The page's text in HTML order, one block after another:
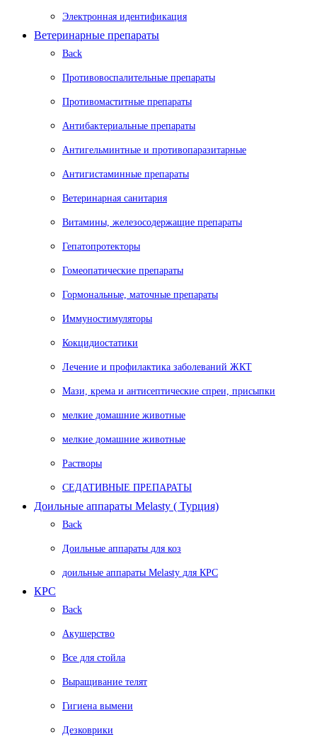
Электронная идентификация
Ветеринарные препараты
Back
Противовоспалительные препараты
Противомаститные препараты
Антибактериальные препараты
Антигельминтные и противопаразитарные
Антигистаминные препараты
Ветеринарная санитария
Витамины, железосодержащие препараты
Гепатопротекторы
Гомеопатические препараты
Гормональные, маточные препараты
Иммуностимуляторы
Кокцидиостатики
Лечение и профилактика заболеваний ЖКТ
Мази, крема и антисептические спреи, присыпки
мелкие домашние животные
мелкие домашние животные
Растворы
СЕДАТИВНЫЕ ПРЕПАРАТЫ
Доильные аппараты Melasty ( Турция)
Back
Доильные аппараты для коз
доильные аппараты Melasty для КРС
КРС
Back
Акушерство
Все для стойла
Выращивание телят
Гигиена вымени
Дезковрики